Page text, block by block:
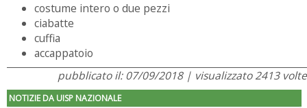
costume intero o due pezzi
ciabatte
cuffia
accappatoio
pubblicato il: 07/09/2018 | visualizzato 2413 volte
NOTIZIE DA UISP NAZIONALE